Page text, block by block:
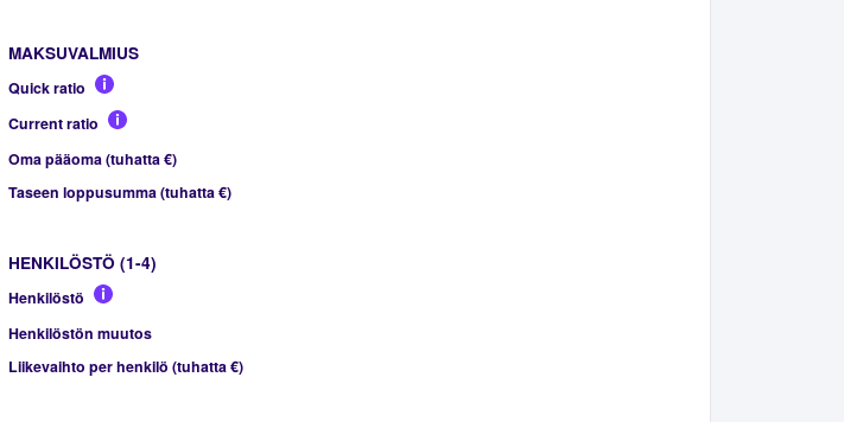
MAKSUVALMIUS
Quick ratio
Current ratio
Oma pääoma (tuhatta €)
Taseen loppusumma (tuhatta €)
HENKILÖSTÖ (1-4)
Henkilöstö
Henkilöstön muutos
Liikevaihto per henkilö (tuhatta €)